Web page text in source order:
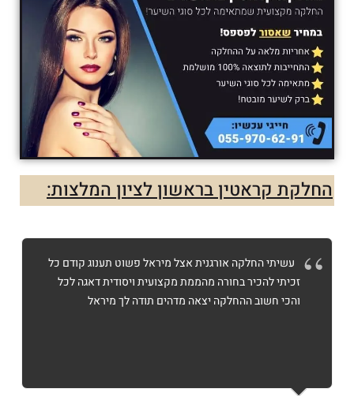
החלקת קראטין בראשון לציון המלצות:
עשיתי החלקה אורגנית אצל מיראל פשוט תענוג קודם כל
זכיתי להכיר בחורה מהממת מקצועית ויסודית דאגה לכל
והכי חשוב ההחלקה יצאה מדהים תודה לך מיראל